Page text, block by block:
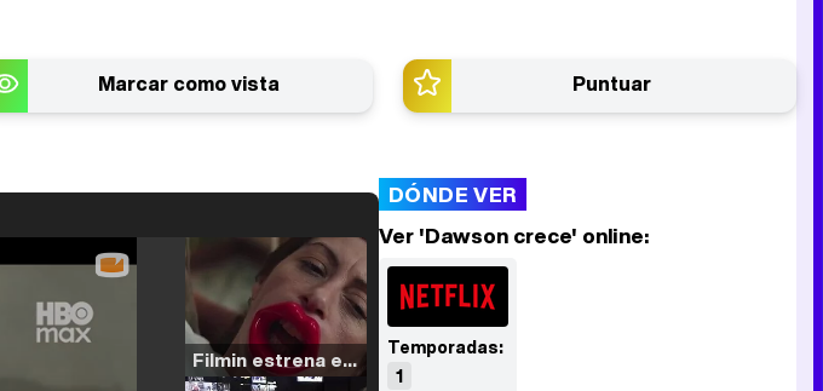
Marcar como vista Puntuar
Filmin estrena el tráiler de 'Millennial Mal', su nueva comedia universitaria de la mano de Lorena Iglesias
DÓNDE VER
Ver 'Dawson crece' online:
Temporadas:
1